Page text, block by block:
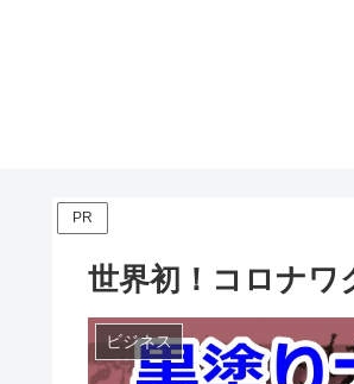
PR
世界初！コロナワ
ビジネス